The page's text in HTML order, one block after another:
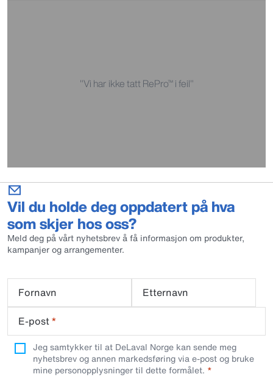
"Vi har ikke tatt RePro™ i feil"
Vil du holde deg oppdatert på hva
som skjer hos oss?
Meld deg på vårt nyhetsbrev å få informasjon om produkter,
kampanjer og arrangementer.
Fornavn
Etternavn
E-post*
Jeg samtykker til at DeLaval Norge kan sende meg
nyhetsbrev og annen markedsføring via e-post og bruke
mine personopplysninger til dette formålet.